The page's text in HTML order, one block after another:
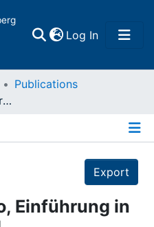
Log In(current)
Publications
Hofmann, Hasso, Einführung in die Rechts- und Staatsphilosophie: Darmstadt, 2000
Export
Einführung in